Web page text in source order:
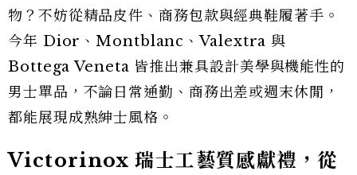
物？不妨從精品皮件、商務包款與經典鞋履著手。
今年 Dior、Montblanc、Valextra 與
Bottega Veneta 皆推出兼具設計美學與機能性的
男士單品，不論日常通勤、商務出差或週末休閒，
都能展現成熟紳士風格。
Victorinox 瑞士工藝質感獻禮，從